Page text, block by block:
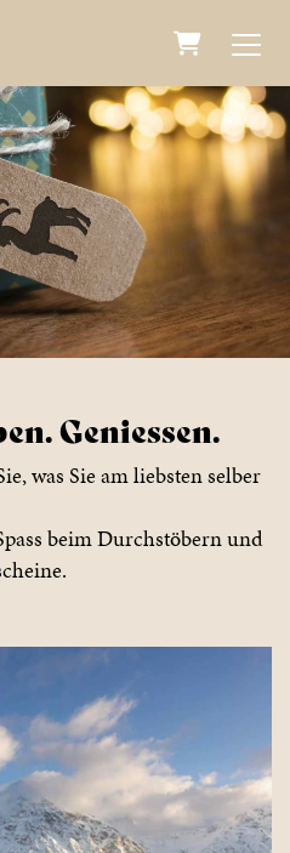
WARENKORB
Geniessen.
was Sie am liebsten selber
beim Durchstöbern und